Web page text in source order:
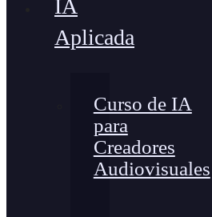
IA
Aplicada
Curso de IA
para
Creadores
Audiovisuales